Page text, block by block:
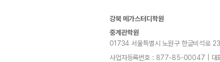
강북 메가스터디학원
중계관학원
01734 서울특별시 노원구 한글비석
사업자등록번호 : 877-85-00047 | 대